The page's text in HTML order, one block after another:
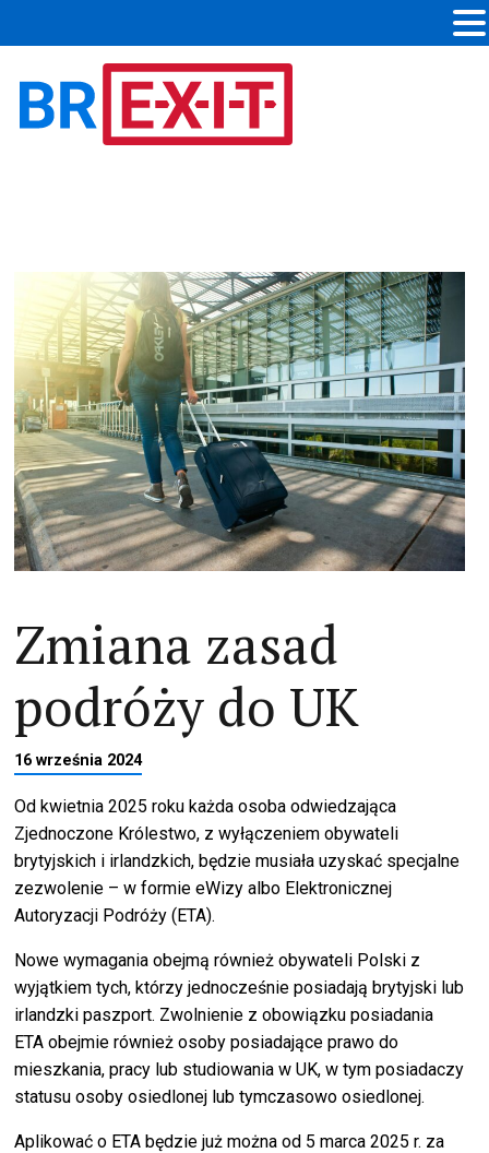
Zmiana zasad
podróży do UK
16 września 2024
Od kwietnia 2025 roku każda osoba odwiedzająca
Zjednoczone Królestwo, z wyłączeniem obywateli
brytyjskich i irlandzkich, będzie musiała uzyskać specjalne
zezwolenie – w formie eWizy albo Elektronicznej
Autoryzacji Podróży (ETA).
Nowe wymagania obejmą również obywateli Polski z
wyjątkiem tych, którzy jednocześnie posiadają brytyjski lub
irlandzki paszport. Zwolnienie z obowiązku posiadania
ETA obejmie również osoby posiadające prawo do
mieszkania, pracy lub studiowania w UK, w tym posiadaczy
statusu osoby osiedlonej lub tymczasowo osiedlonej.
Aplikować o ETA będzie już można od 5 marca 2025 r. za